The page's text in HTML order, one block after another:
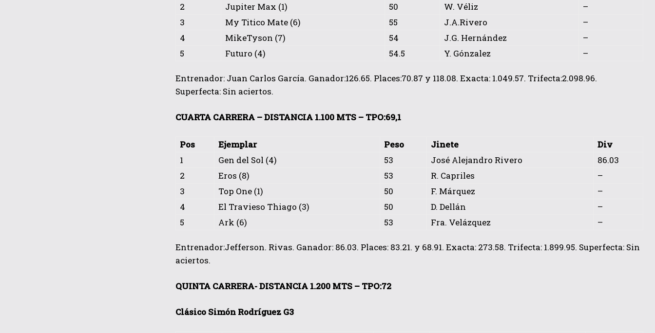
2
Jupiter Max (1) 50 W. Véliz
–
3
My Titico Mate (6) 55 J.A.Rivero
–
4
MikeTyson (7) 54 J.G. Hernández
–
5
Futuro (4) 54.5 Y. Gónzalez –
Entrenador: Juan Carlos García. Ganador:126.65. Places:70.87 y 118.08. Exacta: 1.049.57. Trifecta:2.098.96.
Superfecta: Sin aciertos.
CUARTA CARRERA – DISTANCIA 1.100 MTS – TPO:69,1
Pos Ejemplar Peso Jinete
Div
1
Gen del Sol (4) 53 José Alejandro Rivero
86.03
2
Eros (8) 53 R. Capriles
–
3
Top One (1) 50 F. Márquez
–
4
El Travieso Thiago (3) 50 D. Dellán
–
5
Ark (6) 53 Fra. Velázquez –
Entrenador:Jefferson. Rivas. Ganador: 86.03. Places: 83.21. y 68.91. Exacta: 273.58. Trifecta: 1.899.95. Superfecta: Sin
aciertos.
QUINTA CARRERA- DISTANCIA 1.200 MTS – TPO:72
Clásico Simón Rodríguez G3